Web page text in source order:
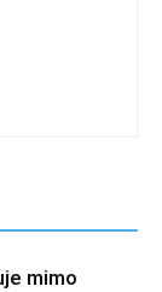
mimo